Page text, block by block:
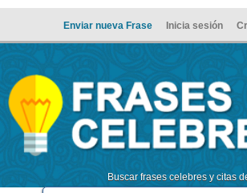
Enviar nueva Frase Inicia sesión
Buscar frases celebres y citas